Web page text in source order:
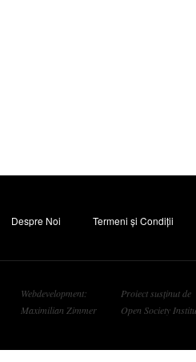
Despre Noi Termeni și Condiții
Webdevelopment:
Maximilian Zimmer
Proiect susținut de
Open Society